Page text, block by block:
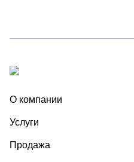
О компании
Услуги
Продажа